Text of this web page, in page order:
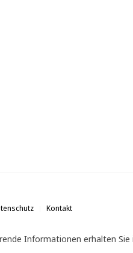
Kontakt
Informationen erhalten